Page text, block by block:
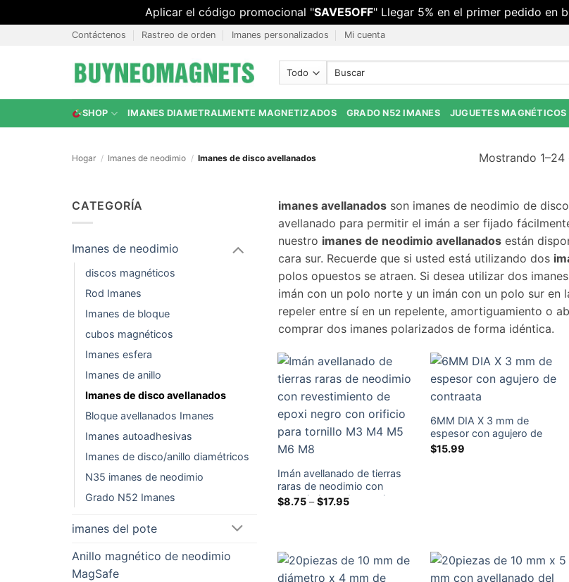
Aplicar el código promocional "SAVE5OFF" Llegar 5% en el primer pedido en
Contáctenos Rastreo de orden Imanes personalizados Mi cuenta
Buscar:
SHOP IMANES DIAMETRALMENTE MAGNETIZADOS GRADO N52 IMANES JUGUETES MAGNÉTICOS
Hogar / Imanes de neodimio / Imanes de disco avellanados Mostrando
CATEGORÍA
Imanes de neodimio
discos magnéticos
Rod Imanes
Imanes de bloque
cubos magnéticos
Imanes esfera
Imanes de anillo
Imanes de disco avellanados
Bloque avellanados Imanes
Imanes autoadhesivas
Imanes de disco/anillo diamétricos
N35 imanes de neodimio
Grado N52 Imanes
imanes del pote
Anillo magnético de neodimio
MagSafe
imanes avellanadosson imanes de neodimio de
avellanado para permitir el imán a ser fijado
nuestro imanes de neodimio avellanadosestán
cara sur. Recuerde que si usted está utilizando dos
polos opuestos se atraen. Si desea utilizar dos
imán con un polo norte y un imán con un polo sur en
repeler entre sí en un repelente, amortiguamiento o
comprar dos imanes polarizados de forma idéntica.
Imán avellanado de tierras
raras de neodimio con
revestimiento de epoxi negro
$8.75 – $17.95Gama
de
6MM DIA X 3 mm de
espesor con agujero de
contraata
$15.99